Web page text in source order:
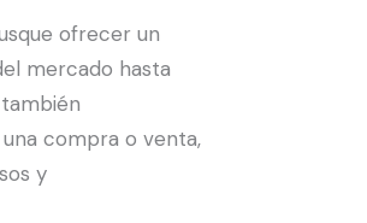
ofrecer un
mercado hasta
compra o venta,
y